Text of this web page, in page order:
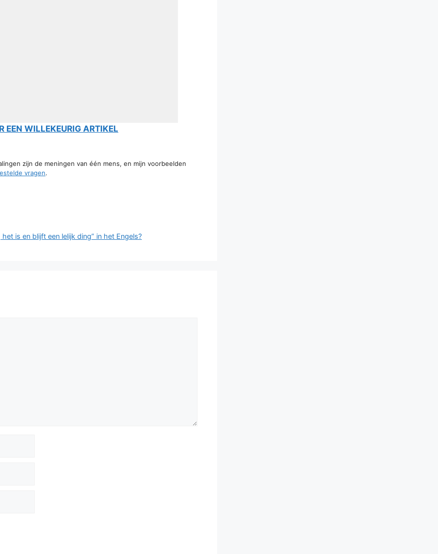
EEN WILLEKEURIG ARTIKEL
zijn de meningen van één mens, en mijn voorbeelden
vragen.
is en blijft een lelijk ding” in het Engels?